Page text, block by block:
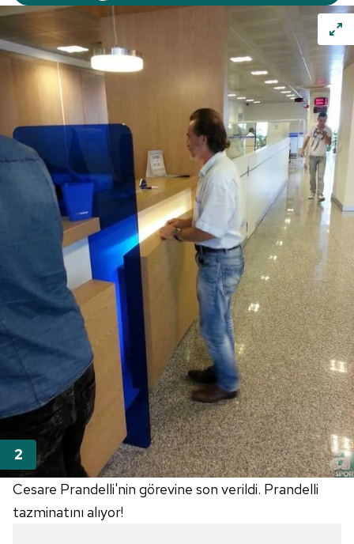
Cesare Prandelli'nin görevine son verildi. Prandelli
tazminatını alıyor!